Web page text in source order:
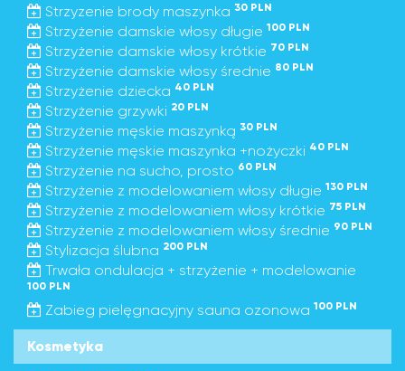
Strzyzenie brody maszynka 30 PLN
Strzyżenie damskie włosy długie 100 PLN
Strzyżenie damskie włosy krótkie 70 PLN
Strzyżenie damskie włosy średnie 80 PLN
Strzyżenie dziecka 40 PLN
Strzyżenie grzywki 20 PLN
Strzyżenie męskie maszynką 30 PLN
Strzyżenie męskie maszynka +nożyczki 40 PLN
Strzyżenie na sucho, prosto 60 PLN
Strzyżenie z modelowaniem włosy długie 130 PLN
Strzyżenie z modelowaniem włosy krótkie 75 PLN
Strzyżenie z modelowaniem włosy średnie 90 PLN
Stylizacja ślubna 200 PLN
Trwała ondulacja + strzyżenie + modelowanie
100 PLN
Zabieg pielęgnacyjny sauna ozonowa 100 PLN
Kosmetyka